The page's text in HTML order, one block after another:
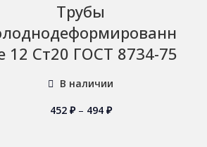
Трубы
12 Ст20 ГОСТ 8734-75
В наличии
452 ₽ – 494 ₽